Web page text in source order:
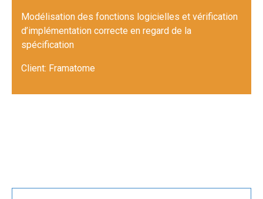
Modélisation des fonctions logicielles et vérification
d’implémentation correcte en regard de la
spécification
Client: Framatome